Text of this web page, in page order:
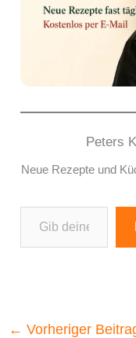
Peters
Neue Rezepte und
Gib deine E-Mail-Adresse ein ...
← Vorheriger